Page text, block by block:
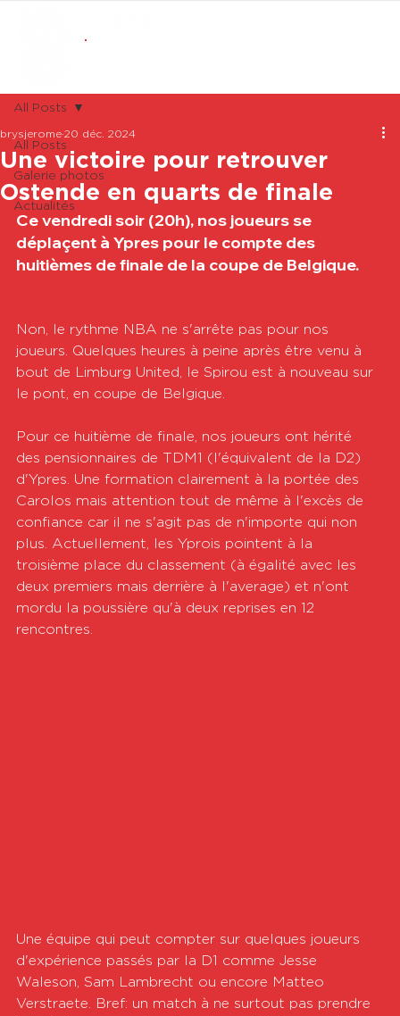
All Posts
Galerie photos
Actualités
All Posts
Une victoire pour retrouver
Ostende en quarts de finale
brysjerome 20 déc. 2024
Ce vendredi soir (20h), nos joueurs se
déplaçent à Ypres pour le compte des
huitièmes de finale de la coupe de Belgique.
Non, le rythme NBA ne s'arrête pas pour nos
joueurs. Quelques heures à peine après être venu à
bout de Limburg United, le Spirou est à nouveau sur
le pont, en coupe de Belgique.
Pour ce huitième de finale, nos joueurs ont hérité
des pensionnaires de TDM1 (l'équivalent de la D2)
d'Ypres. Une formation clairement à la portée des
Carolos mais attention tout de même à l'excès de
confiance car il ne s'agit pas de n'importe qui non
plus. Actuellement, les Yprois pointent à la
troisième place du classement (à égalité avec les
deux premiers mais derrière à l'average) et n'ont
mordu la poussière qu'à deux reprises en 12
rencontres.
Une équipe qui peut compter sur quelques joueurs
d'expérience passés par la D1 comme Jesse
Waleson, Sam Lambrecht ou encore Matteo
Verstraete. Bref: un match à ne surtout pas prendre